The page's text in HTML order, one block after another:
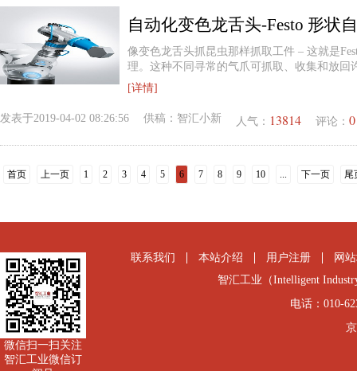
像变色龙舌头抓昆虫那样抓取工件 – 这就是
理。这种不同寻常的气爪可抓取、收集和放回
[详情]
发表于2019-04-02 08:26:56 供稿： 智汇小新 人气： 13814 评论： 0
首页 上一页 1 2 3 4 5 6 7 8 9 10 ... 下一页 尾
微信扫一扫关注
智汇工业微信订
联系我们 本站介绍 用户注册
网
智汇工业（Intelligent
电话：010-